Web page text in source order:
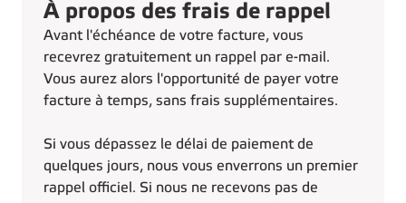
À propos des frais de rappel
Avant l'échéance de votre facture, vous
recevrez gratuitement un rappel par e-mail.
Vous aurez alors l'opportunité de payer votre
facture à temps, sans frais supplémentaires.
Si vous dépassez le délai de paiement de
quelques jours, nous vous enverrons un premier
rappel officiel. Si nous ne recevons pas de